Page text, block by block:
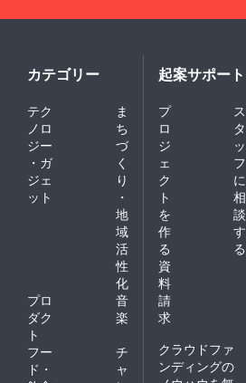
カテゴリー
テク
ノロ
ジー
・ガ
ジェ
ット
ま
ち
づ
く
り
・
地
域
活
性
化
プロ
ダク
ト
音
楽
フー
ド・
チ
ャ
起案サポート
プ
ロ
ジ
ェ
ク
ト
を
作
る
ス
タ
ッ
フ
に
相
談
す
る
資
料
請
求
クラウドファ
ンディングの